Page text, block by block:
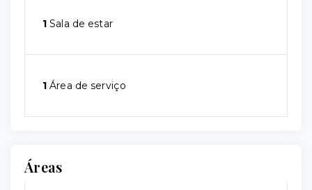
1 Sala de estar
1 Área de serviço
Áreas